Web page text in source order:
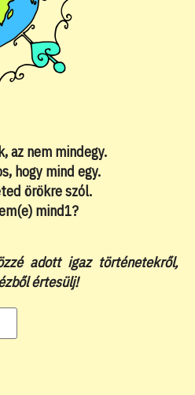
az nem mindegy.
hogy mind egy.
örökre szól.
mind1?
adott igaz történetekről,
értesülj!